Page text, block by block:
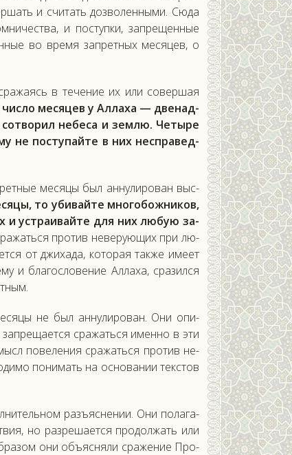
и счи­тать доз­во­лен­ны­ми. Сю­да
и пос­тупки, зап­ре­щен­ные
во вре­мя зап­ретных ме­сяцев, о
в те­чение их или со­вер­шая
чис­ло ме­сяцев у Ал­ла­ха — две­над­
не­беса и зем­лю. Че­тыре
не пос­ту­пай­те в них нес­пра­вед­
ме­сяцы был ан­ну­лиро­ван выс­
то уби­вай­те мно­гобож­ни­ков,
и ус­тра­ивай­те для них лю­бую за­
про­тив не­веру­ющих при лю­
от джи­хада, ко­торая так­же име­ет
и бла­гос­ло­вение Ал­ла­ха, сра­зил­ся
не был ан­ну­лиро­ван. Они опи­
сра­жать­ся имен­но в эти
по­веле­ния сра­жать­ся про­тив не­
по­нимать на ос­но­вании тек­стов
разъ­яс­не­нии. Они по­лага­
но раз­ре­ша­ет­ся про­дол­жать или
они объ­яс­ня­ли сра­жение Про­